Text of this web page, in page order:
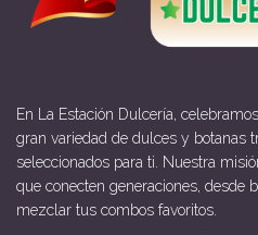
En La Estación Dulcería,
gran variedad de dulces y botanas
seleccionados para ti. Nuestra
que conecten generaciones, desde
mezclar tus combos favoritos.